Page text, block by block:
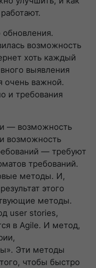
возможность
хоть каждый
выявления
очень важной.
и требования
— возможность
возможность
— требуют
требований.
методы. И,
этого
методы.
user stories,
в Agile. И метод,
Эти методы
чтобы быстро